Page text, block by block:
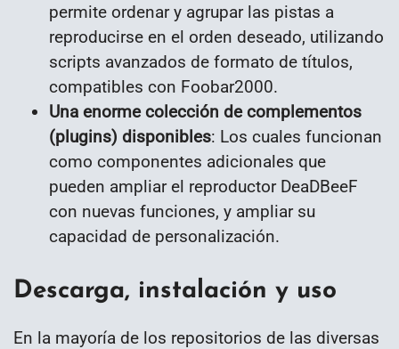
permite ordenar y agrupar las pistas a
reproducirse en el orden deseado, utilizando
scripts avanzados de formato de títulos,
compatibles con Foobar2000.
Una enorme colección de complementos
(plugins) disponibles: Los cuales funcionan
como componentes adicionales que
pueden ampliar el reproductor DeaDBeeF
con nuevas funciones, y ampliar su
capacidad de personalización.
Descarga, instalación y uso
En la mayoría de los repositorios de las diversas